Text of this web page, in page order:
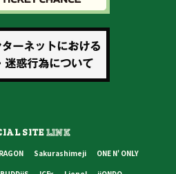
SITELINK
Sakurashimeji
ONE N' ONLY